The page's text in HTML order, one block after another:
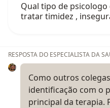
Qual tipo de
tratar timidez ,
RESPOSTA DO ESPECIALISTA DA
Como outros
identificação com o
principal da terapia.